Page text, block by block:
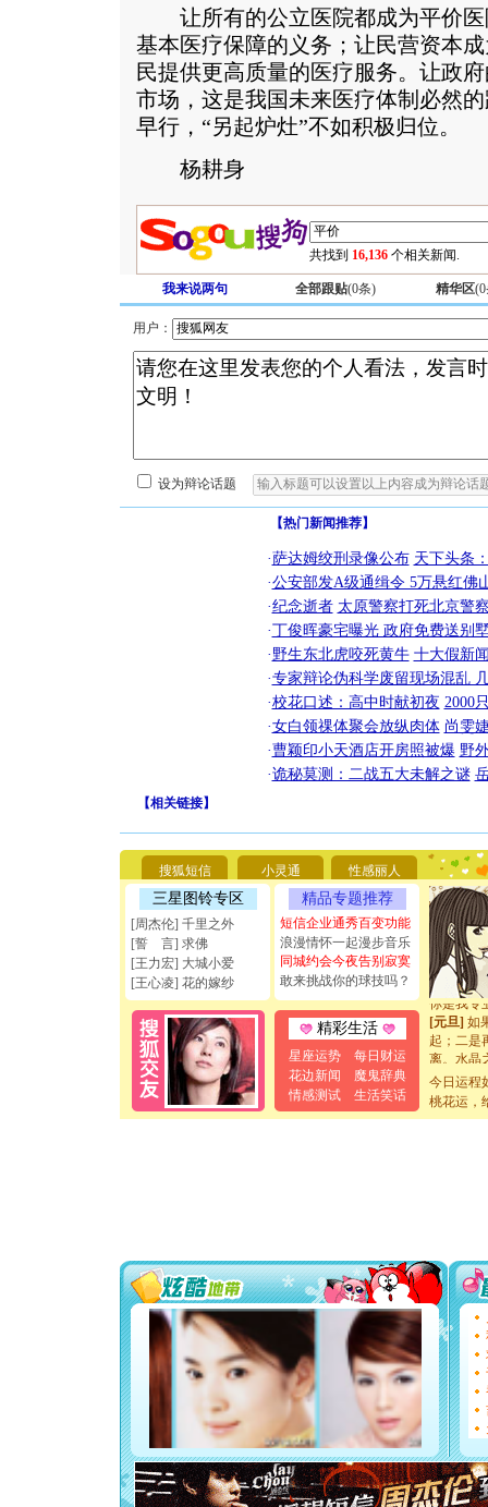
让所有的公立医院都成为平价医
基本医疗保障的义务；让民营资本
民提供更高质量的医疗服务。让政
市场，这是我国未来医疗体制必然
早行，“另起炉灶”不如积极归位。
杨耕身
共找到 16,136 个相关新闻.
我来说两句 全部跟贴(0条) 精华区(0
用户：
设为辩论话题
【热门新闻推荐】
·萨达姆绞刑录像公布 天下头条
·公安部发A级通缉令 5万悬红佛
·纪念逝者 太原警察打死北京警
·丁俊晖豪宅曝光 政府免费送别
·野生东北虎咬死黄牛 十大假新
·专家辩论伪科学废留现场混乱
·校花口述：高中时献初夜 2000
·女白领祼体聚会放纵肉体 尚雯
·曹颖印小天酒店开房照被爆 野
·诡秘莫测：二战五大未解之谜
【相关链接】
搜狐短信 小灵通 性感丽人
三星图铃专区
[周杰伦] 千里之外
[誓 言] 求佛
[王力宏] 大城小爱
[王心凌] 花的嫁纱
精品专题推荐
短信企业通秀百变功能
浪漫情怀一起漫步音乐
同城约会今夜告别寂寞
敢来挑战你的球技吗？
精彩生活
星座运势
每日财运
花边新闻
魔鬼辞典
情感测试
生活笑话
你太多，
要平安！
[圣诞节]
能正大光
天都要快
[圣诞节]
如意,快
[元旦]看
断电。爱
你是我专
[元旦] 如
起；二是
离。水晶
泣，这
卖了。水
要平安！
[圣诞节]
能正大
天都要快
[圣诞节]
如意,快
[元旦]
看
断电。
你是我
[元旦] 如
起；二是
离。水晶
[元旦]当
今日运程
桃花运，